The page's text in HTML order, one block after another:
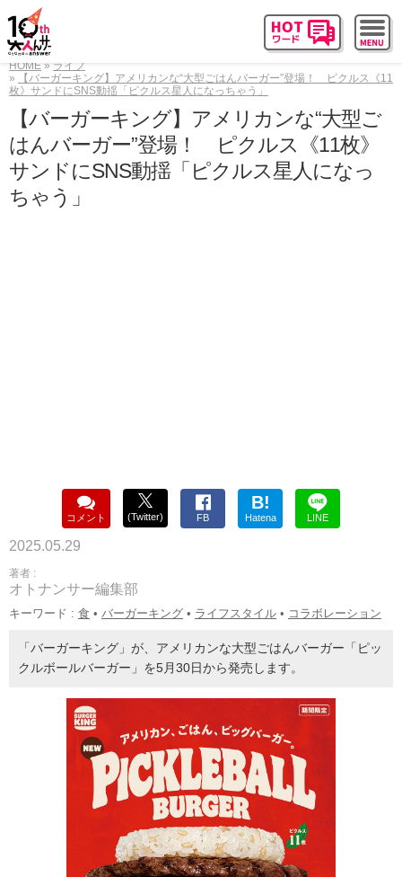
HOME
ライフ
【バーガーキング】アメリカンな“大型ごはんバーガー”登場！ ピクルス《11
枚》サンドにSNS動揺「ピクルス星人になっちゃう」
【バーガーキング】アメリカンな“大型ご
はんバーガー”登場！ ピクルス《11枚》
サンドにSNS動揺「ピクルス星人になっ
ちゃう」
コメント (Twitter) FB
B!
Hatena LINE
2025.05.29
著者 :
オトナンサー編集部
キーワード : 食 • バーガーキング • ライフスタイル • コラボレーション
「バーガーキング」が、アメリカンな大型ごはんバーガー「ピッ
クルボールバーガー」を5月30日から発売します。